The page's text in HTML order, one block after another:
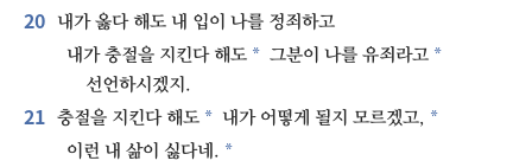
20
내가 옳다 해도 내 입이 나를 정죄하고
내가 충절을 지킨다 해도 * 그분이 나를 유죄라고 *
선언하시겠지.
21 충절을 지킨다 해도 * 내가 어떻게 될지 모르겠고, *
이런 내 삶이 싫다네. *